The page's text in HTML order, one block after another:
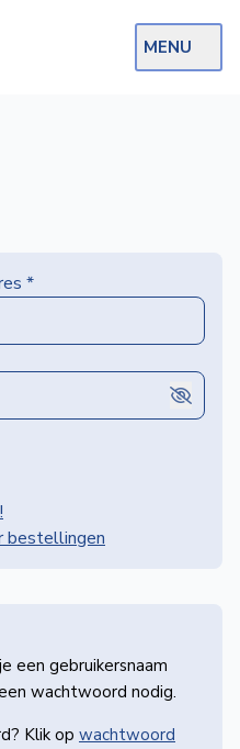
MENU
*
bestellingen
een gebruikers­naam
wachtwoord nodig.
Klik op wachtwoord